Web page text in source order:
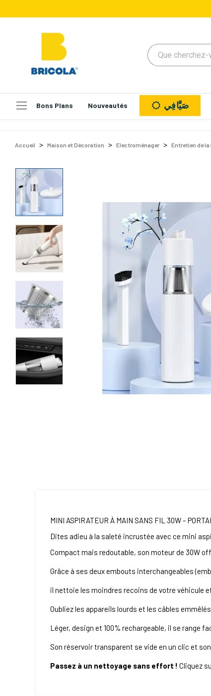
Bons Plans Nouveautés صَيَّافِي
Accueil Maison et Décoration Electroménager Entretien de
MINI ASPIRATEUR À MAIN SANS FIL 30W –
Dites adieu à la saleté incrustée avec ce mini
Compact mais redoutable, son moteur de 30W
Grâce à ses deux embouts interchangeables
il nettoie les moindres recoins de votre véhicule
Oubliez les appareils lourds et les câbles
Léger, design et 100% rechargeable, il se range
Son réservoir transparent se vide en un clic et
Passez à un nettoyage sans effort ! Cliquez